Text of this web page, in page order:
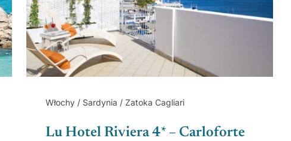
Włochy / Sardynia / Zatoka Cagliari
Lu Hotel Riviera 4* – Carloforte